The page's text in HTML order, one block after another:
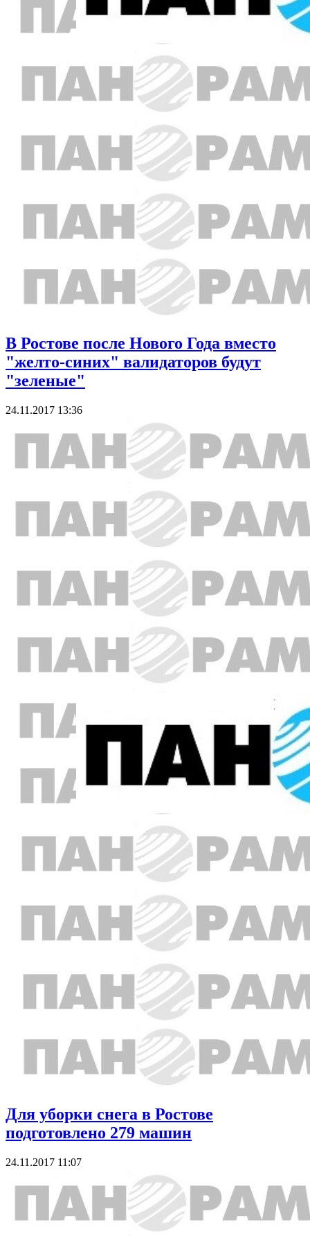
В Ростове после Нового Года вместо
"желто-синих" валидаторов будут
"зеленые"
24.11.2017 13:36
Для уборки снега в Ростове
подготовлено 279 машин
24.11.2017 11:07